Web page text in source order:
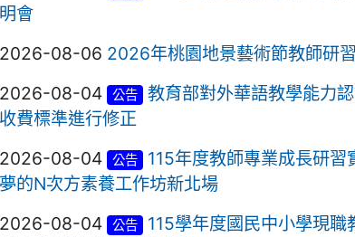
明會
2026-08-06 2026年桃園地景藝術節教師研習
2026-08-04 公告
教育部對外華語教學能力
收費標準進行修正
2026-08-04 公告
115年度教師專業成長研習
夢的N次方素養工作坊新北場
2026-08-04 公告
115學年度國民中小學現職